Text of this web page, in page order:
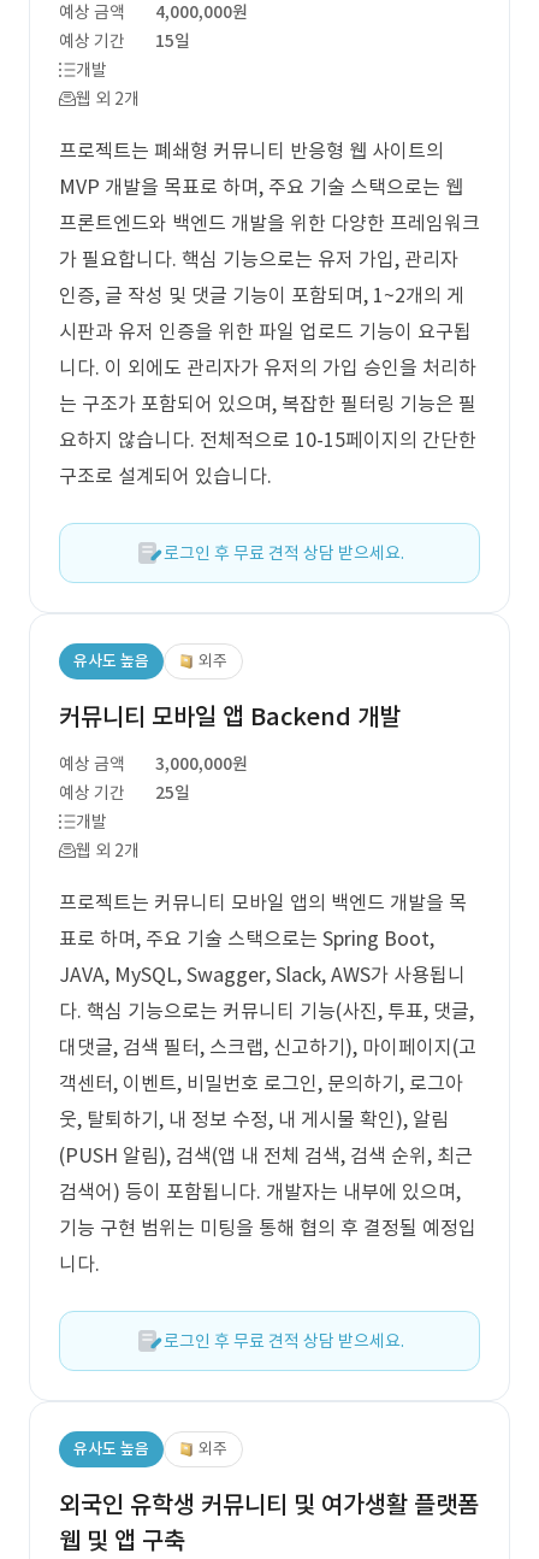
예상 금액
4,000,000원
예상 기간
15일
개발
웹 외 2개
프로젝트는 폐쇄형 커뮤니티 반응형 웹 사이트의
MVP 개발을 목표로 하며, 주요 기술 스택으로는 웹
프론트엔드와 백엔드 개발을 위한 다양한 프레임워크
가 필요합니다. 핵심 기능으로는 유저 가입, 관리자
인증, 글 작성 및 댓글 기능이 포함되며, 1~2개의 게
시판과 유저 인증을 위한 파일 업로드 기능이 요구됩
니다. 이 외에도 관리자가 유저의 가입 승인을 처리하
는 구조가 포함되어 있으며, 복잡한 필터링 기능은 필
요하지 않습니다. 전체적으로 10-15페이지의 간단한
구조로 설계되어 있습니다.
로그인 후 무료 견적 상담 받으세요.
유사도 높음 외주
커뮤니티 모바일 앱 Backend 개발
예상 금액
3,000,000원
예상 기간
25일
개발
웹 외 2개
프로젝트는 커뮤니티 모바일 앱의 백엔드 개발을 목
표로 하며, 주요 기술 스택으로는 Spring Boot,
JAVA, MySQL, Swagger, Slack, AWS가 사용됩니
다. 핵심 기능으로는 커뮤니티 기능(사진, 투표, 댓글,
대댓글, 검색 필터, 스크랩, 신고하기), 마이페이지(고
객센터, 이벤트, 비밀번호 로그인, 문의하기, 로그아
웃, 탈퇴하기, 내 정보 수정, 내 게시물 확인), 알림
(PUSH 알림), 검색(앱 내 전체 검색, 검색 순위, 최근
검색어) 등이 포함됩니다. 개발자는 내부에 있으며,
기능 구현 범위는 미팅을 통해 협의 후 결정될 예정입
니다.
로그인 후 무료 견적 상담 받으세요.
유사도 높음 외주
외국인 유학생 커뮤니티 및 여가생활 플랫폼
웹 및 앱 구축